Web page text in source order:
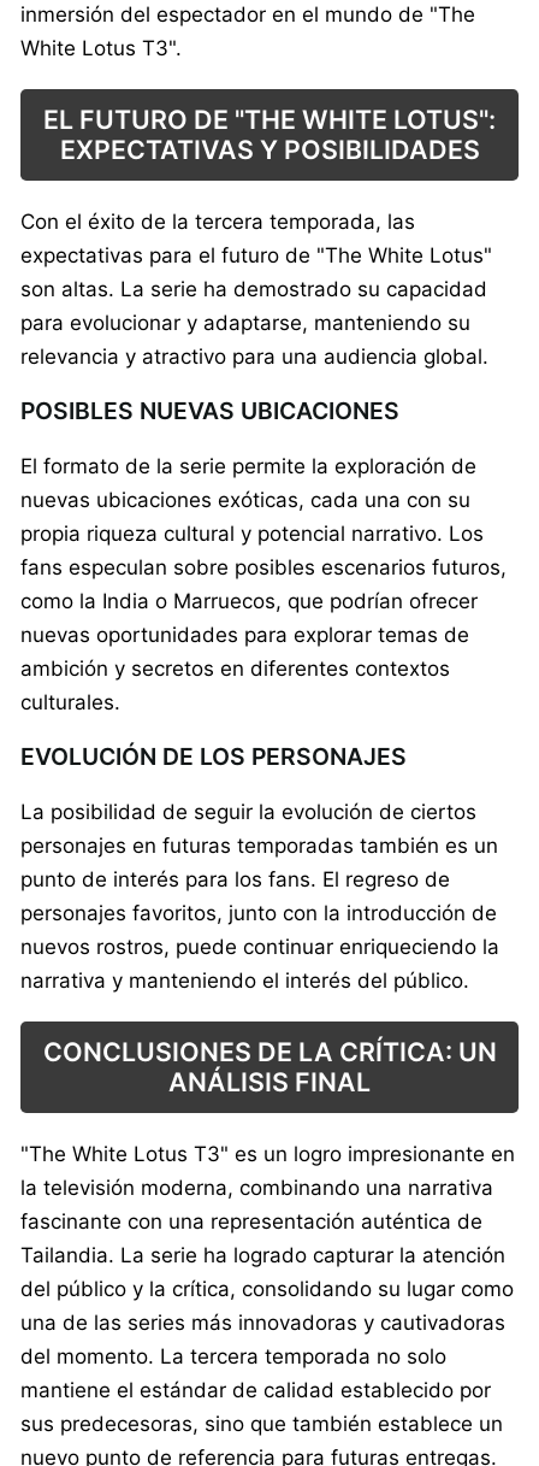
inmersión del espectador en el mundo de "The
White Lotus T3".
EL FUTURO DE "THE WHITE LOTUS":
EXPECTATIVAS Y POSIBILIDADES
Con el éxito de la tercera temporada, las
expectativas para el futuro de "The White Lotus"
son altas. La serie ha demostrado su capacidad
para evolucionar y adaptarse, manteniendo su
relevancia y atractivo para una audiencia global.
POSIBLES NUEVAS UBICACIONES
El formato de la serie permite la exploración de
nuevas ubicaciones exóticas, cada una con su
propia riqueza cultural y potencial narrativo. Los
fans especulan sobre posibles escenarios futuros,
como la India o Marruecos, que podrían ofrecer
nuevas oportunidades para explorar temas de
ambición y secretos en diferentes contextos
culturales.
EVOLUCIÓN DE LOS PERSONAJES
La posibilidad de seguir la evolución de ciertos
personajes en futuras temporadas también es un
punto de interés para los fans. El regreso de
personajes favoritos, junto con la introducción de
nuevos rostros, puede continuar enriqueciendo la
narrativa y manteniendo el interés del público.
CONCLUSIONES DE LA CRÍTICA: UN
ANÁLISIS FINAL
"The White Lotus T3" es un logro impresionante en
la televisión moderna, combinando una narrativa
fascinante con una representación auténtica de
Tailandia. La serie ha logrado capturar la atención
del público y la crítica, consolidando su lugar como
una de las series más innovadoras y cautivadoras
del momento. La tercera temporada no solo
mantiene el estándar de calidad establecido por
sus predecesoras, sino que también establece un
nuevo punto de referencia para futuras entregas.